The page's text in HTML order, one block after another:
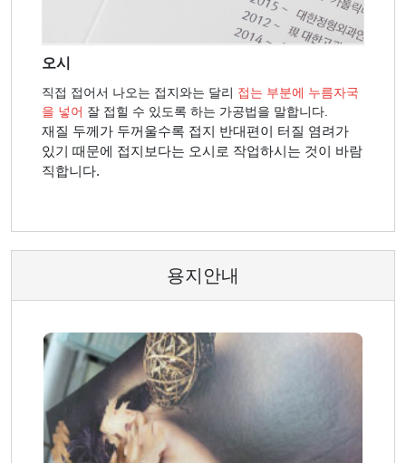
오시
직접 접어서 나오는 접지와는 달리 접는 부분에 누름자국
을 넣어 잘 접힐 수 있도록 하는 가공법을 말합니다.
재질 두께가 두꺼울수록 접지 반대편이 터질 염려가
있기 때문에 접지보다는 오시로 작업하시는 것이 바람
직합니다.
용지안내